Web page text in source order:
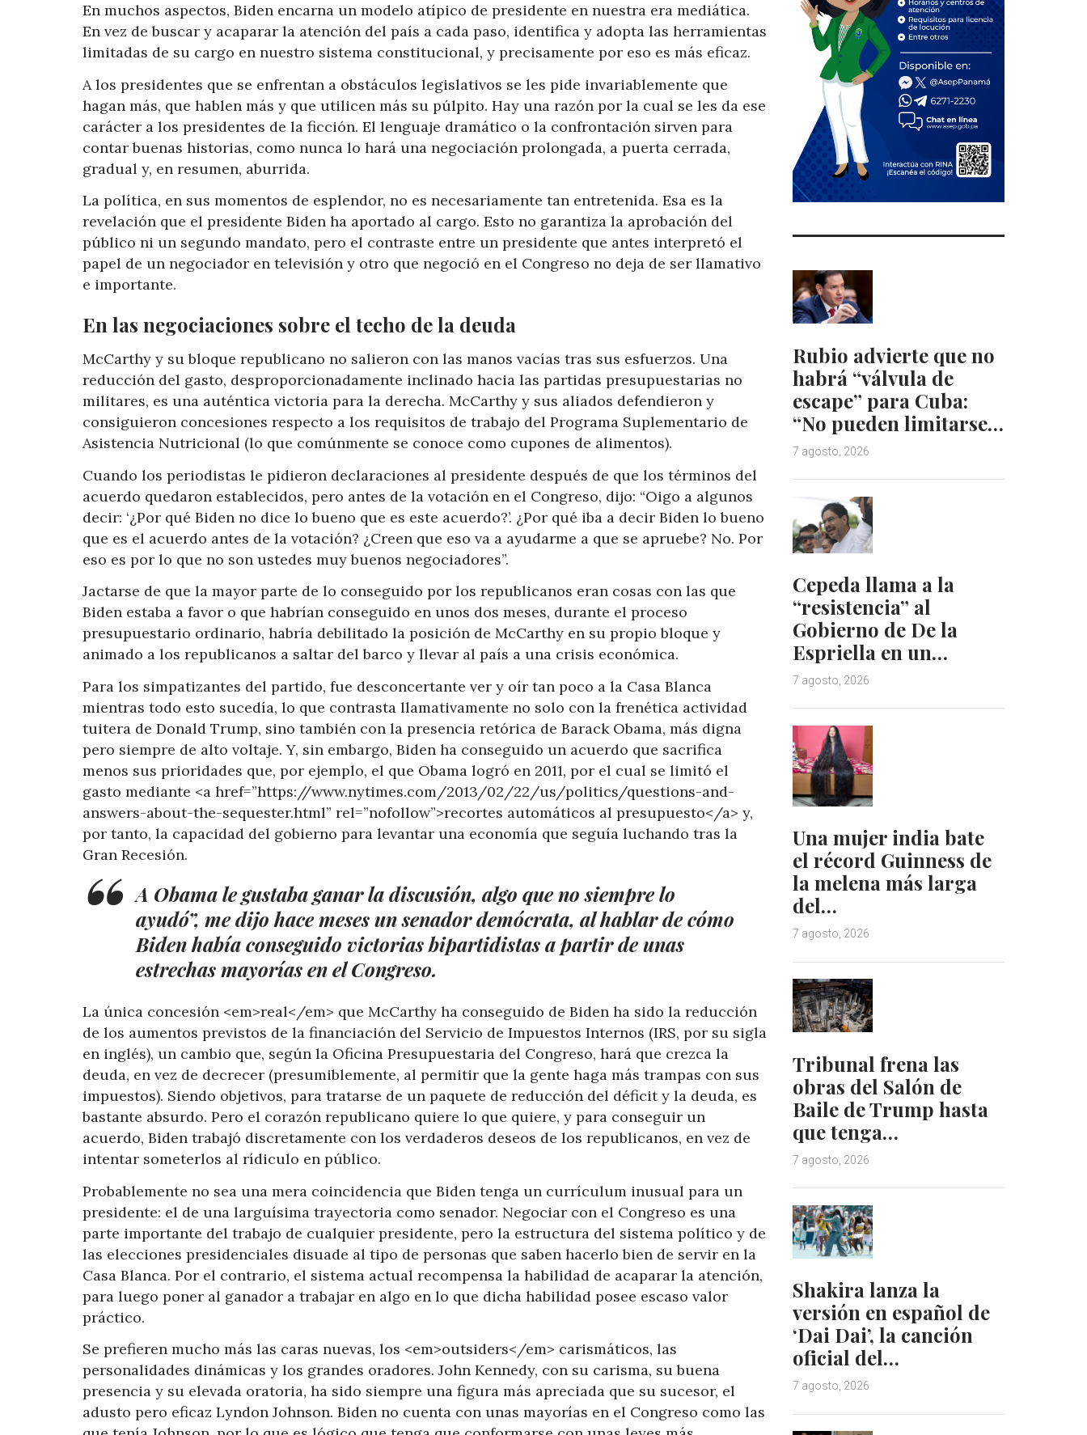
En muchos aspectos, Biden encarna un modelo atípico de presidente en nuestra era mediática.
En vez de buscar y acaparar la atención del país a cada paso, identifica y adopta las herramientas
limitadas de su cargo en nuestro sistema constitucional, y precisamente por eso es más eficaz.
A los presidentes que se enfrentan a obstáculos legislativos se les pide invariablemente que
hagan más, que hablen más y que utilicen más su púlpito. Hay una razón por la cual se les da ese
carácter a los presidentes de la ficción. El lenguaje dramático o la confrontación sirven para
contar buenas historias, como nunca lo hará una negociación prolongada, a puerta cerrada,
gradual y, en resumen, aburrida.
La política, en sus momentos de esplendor, no es necesariamente tan entretenida. Esa es la
revelación que el presidente Biden ha aportado al cargo. Esto no garantiza la aprobación del
público ni un segundo mandato, pero el contraste entre un presidente que antes interpretó el
papel de un negociador en televisión y otro que negoció en el Congreso no deja de ser llamativo
e importante.
En las negociaciones sobre el techo de la deuda
McCarthy y su bloque republicano no salieron con las manos vacías tras sus esfuerzos. Una
reducción del gasto, desproporcionadamente inclinado hacia las partidas presupuestarias no
militares, es una auténtica victoria para la derecha. McCarthy y sus aliados defendieron y
consiguieron concesiones respecto a los requisitos de trabajo del Programa Suplementario de
Asistencia Nutricional (lo que comúnmente se conoce como cupones de alimentos).
Cuando los periodistas le pidieron declaraciones al presidente después de que los términos del
acuerdo quedaron establecidos, pero antes de la votación en el Congreso, dijo: “Oigo a algunos
decir: ‘¿Por qué Biden no dice lo bueno que es este acuerdo?’. ¿Por qué iba a decir Biden lo bueno
que es el acuerdo antes de la votación? ¿Creen que eso va a ayudarme a que se apruebe? No. Por
eso es por lo que no son ustedes muy buenos negociadores”.
Jactarse de que la mayor parte de lo conseguido por los republicanos eran cosas con las que
Biden estaba a favor o que habrían conseguido en unos dos meses, durante el proceso
presupuestario ordinario, habría debilitado la posición de McCarthy en su propio bloque y
animado a los republicanos a saltar del barco y llevar al país a una crisis económica.
Para los simpatizantes del partido, fue desconcertante ver y oír tan poco a la Casa Blanca
mientras todo esto sucedía, lo que contrasta llamativamente no solo con la frenética actividad
tuitera de Donald Trump, sino también con la presencia retórica de Barack Obama, más digna
pero siempre de alto voltaje. Y, sin embargo, Biden ha conseguido un acuerdo que sacrifica
menos sus prioridades que, por ejemplo, el que Obama logró en 2011, por el cual se limitó el
gasto mediante <a href=”https://www.nytimes.com/2013/02/22/us/politics/questions-and-
answers-about-the-sequester.html” rel=”nofollow”>recortes automáticos al presupuesto</a> y,
por tanto, la capacidad del gobierno para levantar una economía que seguía luchando tras la
Gran Recesión.
A Obama le gustaba ganar la discusión, algo que no siempre lo
ayudó”, me dijo hace meses un senador demócrata, al hablar de cómo
Biden había conseguido victorias bipartidistas a partir de unas
estrechas mayorías en el Congreso.
La única concesión <em>real</em> que McCarthy ha conseguido de Biden ha sido la reducción
de los aumentos previstos de la financiación del Servicio de Impuestos Internos (IRS, por su sigla
en inglés), un cambio que, según la Oficina Presupuestaria del Congreso, hará que crezca la
deuda, en vez de decrecer (presumiblemente, al permitir que la gente haga más trampas con sus
impuestos). Siendo objetivos, para tratarse de un paquete de reducción del déficit y la deuda, es
bastante absurdo. Pero el corazón republicano quiere lo que quiere, y para conseguir un
acuerdo, Biden trabajó discretamente con los verdaderos deseos de los republicanos, en vez de
intentar someterlos al rídiculo en público.
Probablemente no sea una mera coincidencia que Biden tenga un currículum inusual para un
presidente: el de una larguísima trayectoria como senador. Negociar con el Congreso es una
parte importante del trabajo de cualquier presidente, pero la estructura del sistema político y de
las elecciones presidenciales disuade al tipo de personas que saben hacerlo bien de servir en la
Casa Blanca. Por el contrario, el sistema actual recompensa la habilidad de acaparar la atención,
para luego poner al ganador a trabajar en algo en lo que dicha habilidad posee escaso valor
práctico.
Se prefieren mucho más las caras nuevas, los <em>outsiders</em> carismáticos, las
personalidades dinámicas y los grandes oradores. John Kennedy, con su carisma, su buena
presencia y su elevada oratoria, ha sido siempre una figura más apreciada que su sucesor, el
adusto pero eficaz Lyndon Johnson. Biden no cuenta con unas mayorías en el Congreso como las
Rubio advierte que no
habrá “válvula de
escape” para Cuba:
“No pueden limitarse…
7 agosto, 2026
Cepeda llama a la
“resistencia” al
Gobierno de De la
Espriella en un…
7 agosto, 2026
Una mujer india bate
el récord Guinness de
la melena más larga
del…
7 agosto, 2026
Tribunal frena las
obras del Salón de
Baile de Trump hasta
que tenga…
7 agosto, 2026
Shakira lanza la
versión en español de
‘Dai Dai’, la canción
oficial del…
7 agosto, 2026